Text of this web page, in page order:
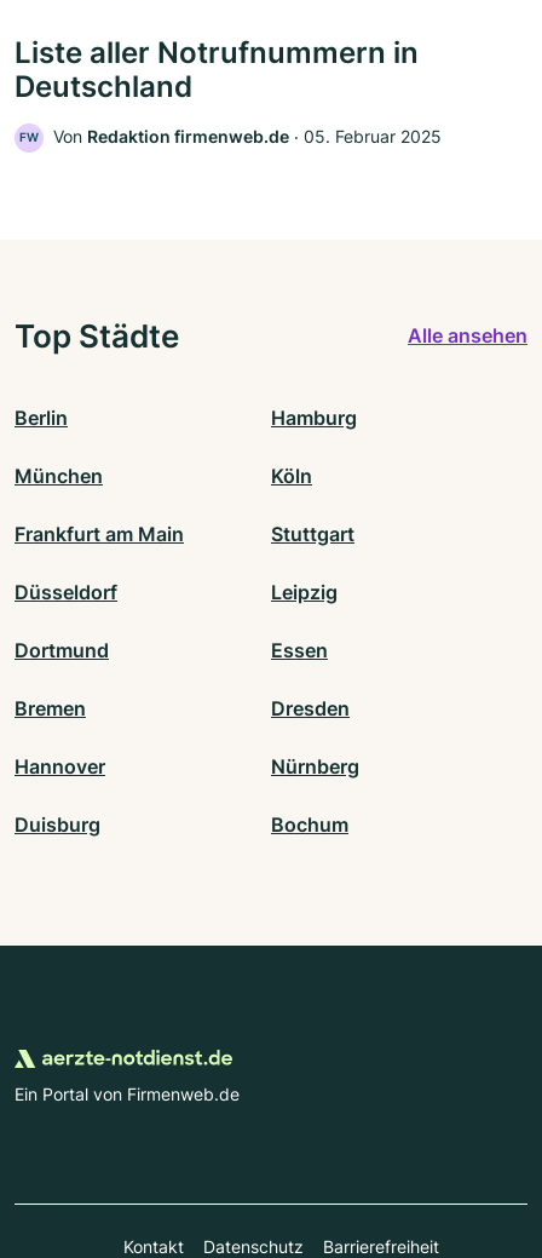
Liste aller Notrufnummern in
Deutschland
FW Von Redaktion firmenweb.de ‧ 05. Februar 2025
Top Städte Alle ansehen
Berlin Hamburg
München Köln
Frankfurt am Main Stuttgart
Düsseldorf Leipzig
Dortmund Essen
Bremen Dresden
Hannover Nürnberg
Duisburg Bochum
Ein Portal von Firmenweb.de
Kontakt Datenschutz Barrierefreiheit